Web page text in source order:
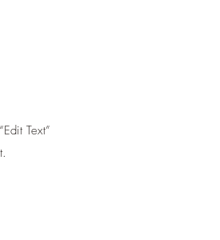
Text”